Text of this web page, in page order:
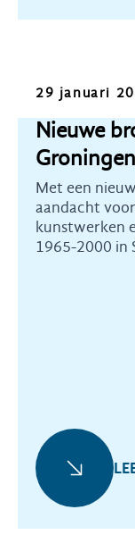
Nieuws
29 januari
Nieuwe
Groningen
Met een
aandacht
kunstwerken
1965-2000 in